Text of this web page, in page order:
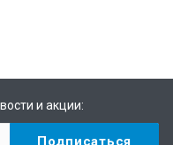
и акции: